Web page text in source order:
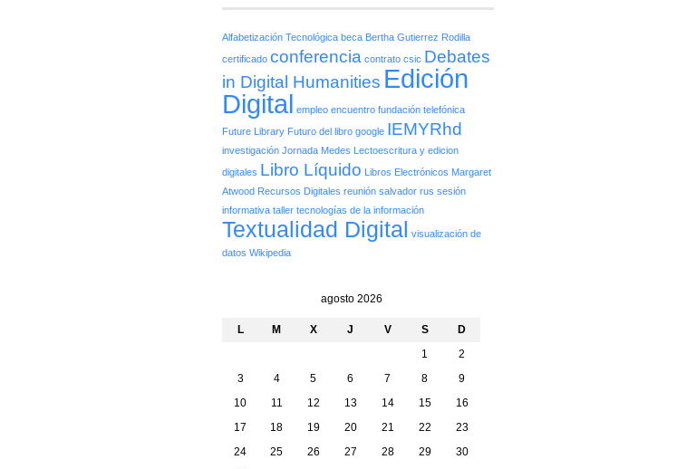
Alfabetización Tecnológica beca Bertha Gutierrez Rodilla
certificado conferencia contrato csic Debates
in Digital Humanities Edición
Digital empleo encuentro fundación telefónica
Future Library Futuro del libro google IEMYRhd
investigación Jornada Medes Lectoescritura y edicion
digitales Libro Líquido Libros Electrónicos Margaret
Atwood Recursos Digitales reunión salvador rus sesión
informativa taller tecnologías de la información
Textualidad Digital
visualización de
datos Wikipedia
agosto 2026
L M X J V S D
1
2
3
4 5 6 7 8
9
10
11 12 13 14 15
16
17
18 19 20 21 22
23
24
25 26 27 28 29
30